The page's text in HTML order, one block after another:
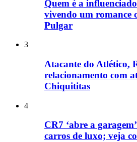
Quem é a
vivendo um romance
Pulgar
3
Atacante do Atlético,
relacionamento com
Chiquititas
4
CR7 ‘abre a
carros de luxo; veja